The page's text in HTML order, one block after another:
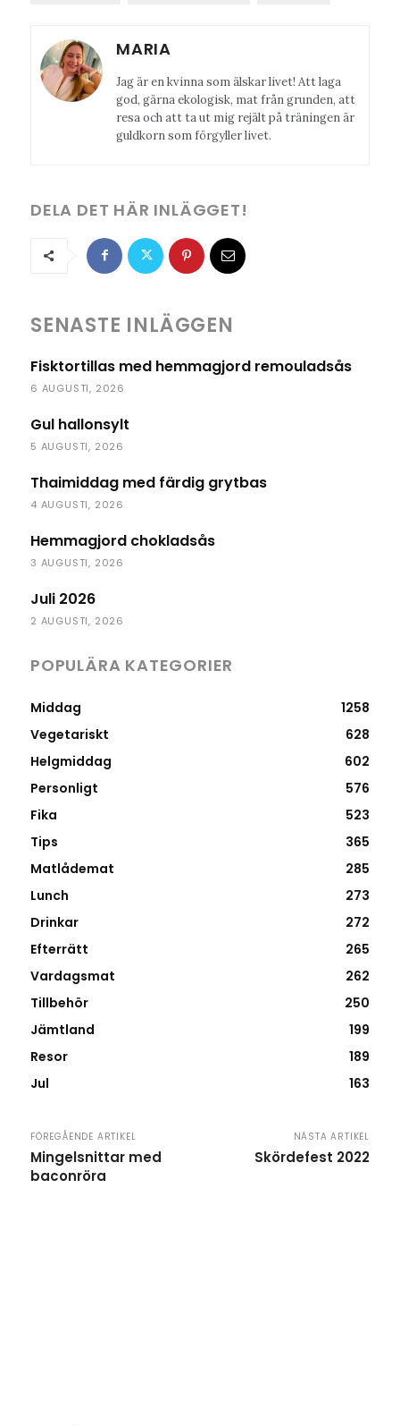
MARIA
Jag är en kvinna som älskar livet! Att laga
god, gärna ekologisk, mat från grunden, att
resa och att ta ut mig rejält på träningen är
guldkorn som förgyller livet.
DELA DET HÄR INLÄGGET!
SENASTE INLÄGGEN
Fisktortillas med hemmagjord remouladsås
6 AUGUSTI, 2026
Gul hallonsylt
5 AUGUSTI, 2026
Thaimiddag med färdig grytbas
4 AUGUSTI, 2026
Hemmagjord chokladsås
3 AUGUSTI, 2026
Juli 2026
2 AUGUSTI, 2026
POPULÄRA KATEGORIER
Middag
1258
Vegetariskt
628
Helgmiddag
602
Personligt
576
Fika
523
Tips
365
Matlådemat
285
Lunch
273
Drinkar
272
Efterrätt
265
Vardagsmat
262
Tillbehör
250
Jämtland
199
Resor
189
Jul
163
FÖREGÅENDE ARTIKEL
Mingelsnittar med
baconröra
NÄSTA ARTIKEL
Skördefest 2022